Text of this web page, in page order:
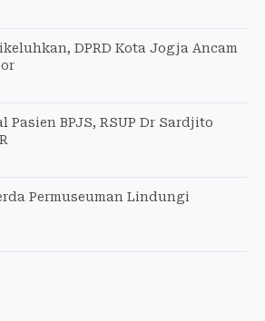
DPRD Kota Jogja Ancam
Pasien BPJS, RSUP Dr Sardjito
Permuseuman Lindungi